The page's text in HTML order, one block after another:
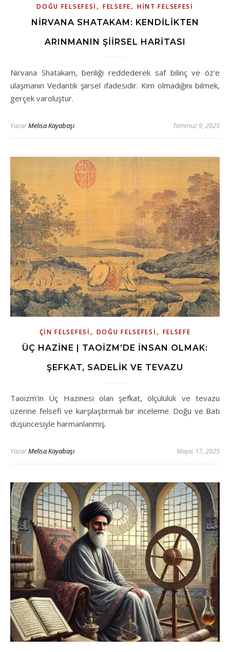
DOĞU FELSEFESI ,FELSEFE, HINT FELSEFESI
NIRVANA SHATAKAM: KENDILIKTEN
ARINMANIN ŞIIRSEL HARITASI
Nirvana Shatakam, benliği reddederek saf bilinç ve öz’e
ulaşmanın Vedantik şiirsel ifadesidir. Kim olmadığını bilmek,
gerçek varoluştur.
YazarMelisa Kayabaşı Temmuz 9, 2025
ÇIN FELSEFESI , DOĞU FELSEFESI , FELSEFE
ÜÇ HAZINE | TAOIZM’DE İNSAN OLMAK:
ŞEFKAT, SADELIK VE TEVAZU
Taoizm’in Üç Hazinesi olan şefkat, ölçülülük ve tevazu
üzerine felsefi ve karşılaştırmalı bir inceleme. Doğu ve Batı
düşüncesiyle harmanlanmış.
YazarMelisa Kayabaşı Mayıs 17, 2025